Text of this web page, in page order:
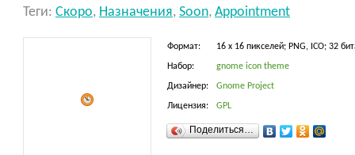
Теги: Скоро, Назначения, Soon, Appointment
Формат: 16 x 16 пикселей; PNG, ICO; 32
Набор: gnome icon theme
Дизайнер: Gnome Project
Лицензия: GPL
Поделиться…